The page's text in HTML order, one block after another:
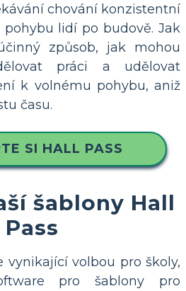
chování konzistentní
lidí po budově. Jak
způsob, jak mohou
práci a udělovat
k volnému pohybu, aniž
času.
SI HALL PASS
šablony Hall
Pass
vynikající volbou pro školy,
pro šablony pro